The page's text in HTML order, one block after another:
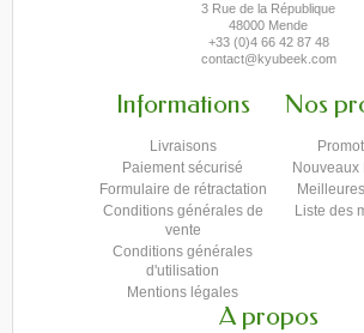
3 Rue de la République
48000 Mende
+33 (0)4 66 42 87 48
contact@kyubeek.com
Informations
Livraisons
Paiement sécurisé
Formulaire de rétractation
Conditions générales de
vente
Conditions générales
d'utilisation
Mentions légales
Nos
Nouveaux
Liste des
A propos